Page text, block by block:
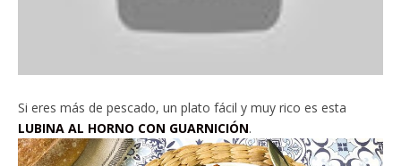
Si eres más de pescado, un plato fácil y muy rico es esta
LUBINA AL HORNO CON GUARNICIÓN.